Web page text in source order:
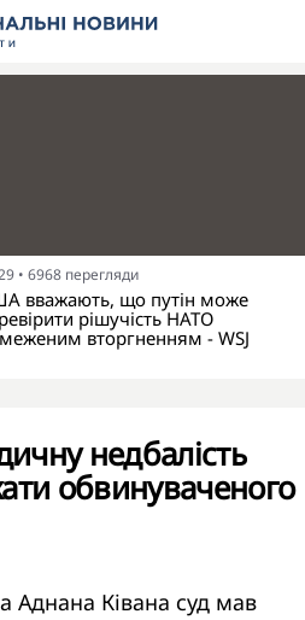
• 6968 перегляди
вважають, що путін може
рішучість НАТО
вторгненням - WSJ
недбалість
обвинуваченого
Аднана Ківана суд мав